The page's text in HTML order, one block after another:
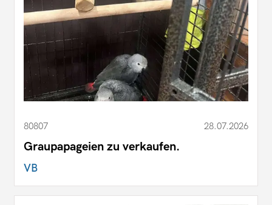
80807 28.07.2026
Graupapageien zu verkaufen.
VB